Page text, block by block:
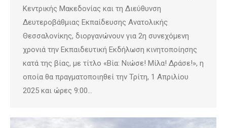
Κεντρικής Μακεδονίας και τη Διεύθυνση
Δευτεροβάθμιας Εκπαίδευσης Ανατολικής
Θεσσαλονίκης, διοργανώνουν για 2η συνεχόμενη
χρονιά την Εκπαιδευτική Εκδήλωση κινητοποίησης
κατά της βίας, με τίτλο «Βία: Νιώσε! Μίλα! Δράσε!», η
οποία θα πραγματοποιηθεί την Τρίτη, 1 Απριλίου
2025 και ώρες 9:00…